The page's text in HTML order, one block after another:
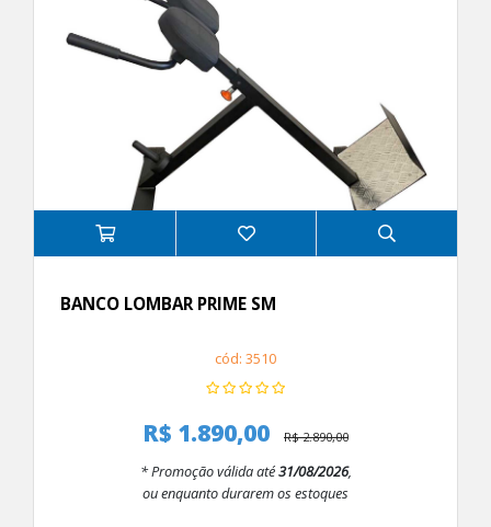
BANCO LOMBAR PRIME SM
cód: 3510
R$ 1.890,00 R$ 2.890,00
* Promoção válida até31/08/2026,
ou enquanto durarem os estoques